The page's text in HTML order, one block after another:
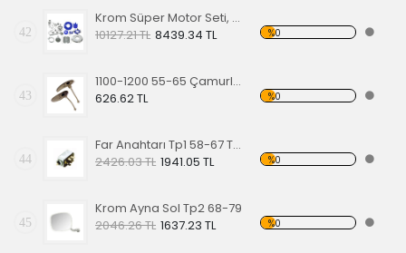
42
Krom Süper Motor Seti, Mavi
10127.21 TL 8439.34 TL %0
43
1100-1200 55-65 Çamurluk Sinyali Alt Lastiği Takımı
626.62 TL
%0
44
Far Anahtarı Tp1 58-67 Tp2 68-70 Tp3 64-67
2426.03 TL 1941.05 TL %0
45
Krom Ayna Sol Tp2 68-79
2046.26 TL 1637.23 TL %0